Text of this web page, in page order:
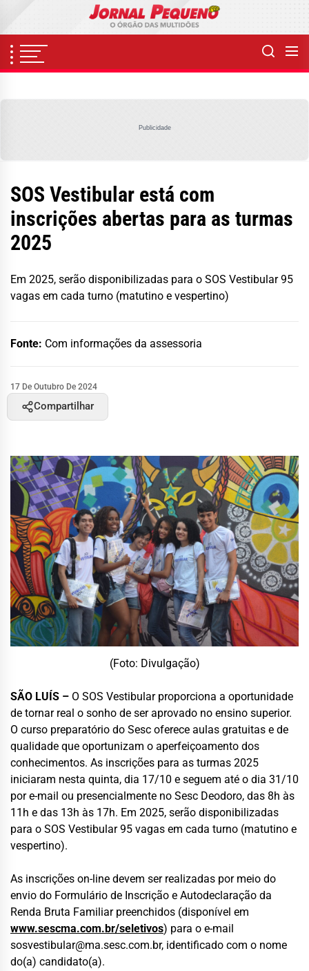
content
Publicidade
SOS Vestibular está com
inscrições abertas para as turmas
2025
Em 2025, serão disponibilizadas para o SOS Vestibular 95
vagas em cada turno (matutino e vespertino)
Fonte: Com informações da assessoria
17 De Outubro De 2024
Compartilhar
(Foto: Divulgação)
SÃO LUÍS – O SOS Vestibular proporciona a oportunidade
de tornar real o sonho de ser aprovado no ensino superior.
O curso preparatório do Sesc oferece aulas gratuitas e de
qualidade que oportunizam o aperfeiçoamento dos
conhecimentos. As inscrições para as turmas 2025
iniciaram nesta quinta, dia 17/10 e seguem até o dia 31/10
por e-mail ou presencialmente no Sesc Deodoro, das 8h às
11h e das 13h às 17h. Em 2025, serão disponibilizadas
para o SOS Vestibular 95 vagas em cada turno (matutino e
vespertino).
As inscrições on-line devem ser realizadas por meio do
envio do Formulário de Inscrição e Autodeclaração da
Renda Bruta Familiar preenchidos (disponível em
www.sescma.com.br/seletivos) para o e-mail
sosvestibular@ma.sesc.com.br, identificado com o nome
do(a) candidato(a).